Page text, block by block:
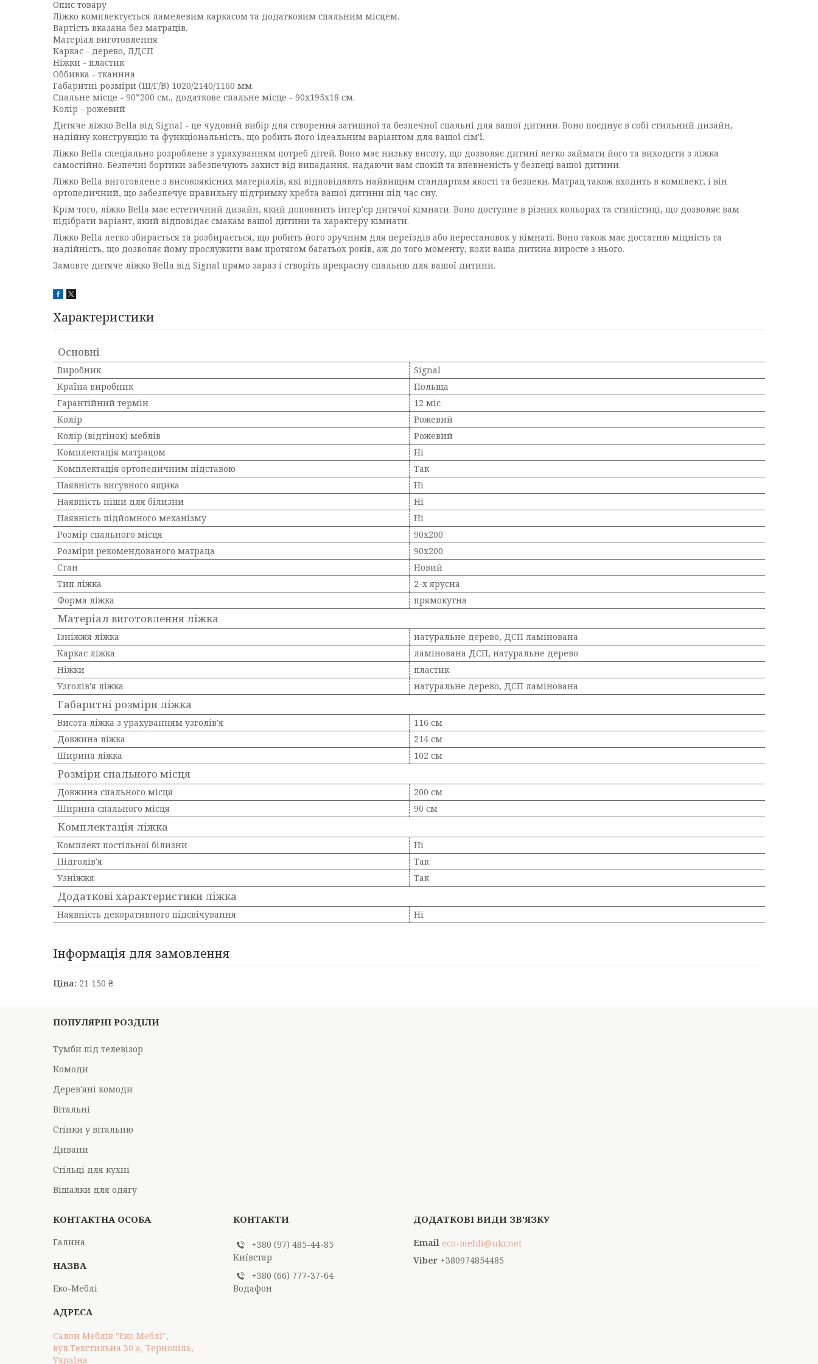
Опис товару
Ліжко комплектується ламелевим каркасом та додатковим спальним місцем.
Вартість вказана без матраців.
Матеріал виготовлення
Каркас - дерево, ЛДСП
Ніжки - пластик
Оббивка - тканина
Габаритні розміри (Ш/Г/В) 1020/2140/1160 мм.
Спальне місце - 90*200 см., додаткове спальне місце - 90х195х18 см.
Колір - рожевий
Дитяче ліжко Bella від Signal - це чудовий вибір для створення затишної та безпечної спальні для вашої дитини. Воно поєднує в собі стильний дизайн,
надійну конструкцію та функціональність, що робить його ідеальним варіантом для вашої сім'ї.
Ліжко Bella спеціально розроблене з урахуванням потреб дітей. Воно має низьку висоту, що дозволяє дитині легко займати його та виходити з ліжка
самостійно. Безпечні бортики забезпечують захист від випадання, надаючи вам спокій та впевненість у безпеці вашої дитини.
Ліжко Bella виготовлене з високоякісних матеріалів, які відповідають найвищим стандартам якості та безпеки. Матрац також входить в комплект, і він
ортопедичний, що забезпечує правильну підтримку хребта вашої дитини під час сну.
Крім того, ліжко Bella має естетичний дизайн, який доповнить інтер'єр дитячої кімнати. Воно доступне в різних кольорах та стилістиці, що дозволяє вам
підібрати варіант, який відповідає смакам вашої дитини та характеру кімнати.
Ліжко Bella легко збирається та розбирається, що робить його зручним для переїздів або перестановок у кімнаті. Воно також має достатню міцність та
надійність, що дозволяє йому прослужити вам протягом багатьох років, аж до того моменту, коли ваша дитина виросте з нього.
Замовте дитяче ліжко Bella від Signal прямо зараз і створіть прекрасну спальню для вашої дитини.
Характеристики
Основні
Виробник
Signal
Країна виробник
Польща
Гарантійний термін
12 міс
Колір
Рожевий
Колір (відтінок) меблів
Рожевий
Комплектація матрацом
Ні
Комплектація ортопедичним підставою
Так
Наявність висувного ящика
Ні
Наявність ніши для білизни
Ні
Наявність підйомного механізму
Ні
Розмір спального місця
90х200
Розміри рекомендованого матраца
90х200
Стан
Новий
Тип ліжка
2-х ярусна
Форма ліжка
прямокутна
Матеріал виготовлення ліжка
Ізніжжя ліжка
натуральне дерево, ДСП ламінована
Каркас ліжка
ламінована ДСП, натуральне дерево
Ніжки
пластик
Узголів'я ліжка
натуральне дерево, ДСП ламінована
Габаритні розміри ліжка
Висота ліжка з урахуванням узголів'я
116 см
Довжина ліжка
214 см
Ширина ліжка
102 см
Розміри спального місця
Довжина спального місця
200 см
Ширина спального місця
90 см
Комплектація ліжка
Комплект постільної білизни
Ні
Підголів'я
Так
Узніжжя
Так
Додаткові характеристики ліжка
Наявність декоративного підсвічування Ні
Інформація для замовлення
Ціна: 21 150 ₴
ПОПУЛЯРНІ РОЗДІЛИ
Тумби під телевізор
Комоди
Дерев'яні комоди
Вітальні
Стінки у вітальню
Дивани
Стільці для кухні
Вішалки для одягу
Галина
Еко-Меблі
Салон Меблів "Еко Меблі",
вул.Текстильна 30 а, Тернопіль,
Україна
+380 (97) 485-44-85
Київстар
+380 (66) 777-37-64
Водафон
eco-mebli@ukr.net
+380974854485